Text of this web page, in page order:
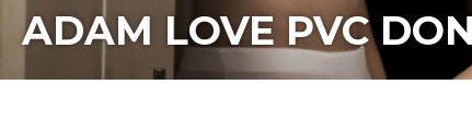
ADAM LOVE PVC